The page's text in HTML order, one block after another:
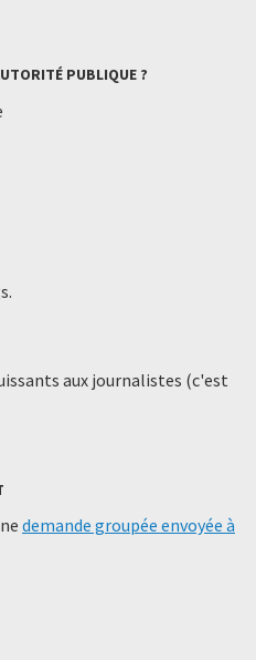
PUBLIQUE ?
aux journalistes (c'est
demande groupée envoyée à